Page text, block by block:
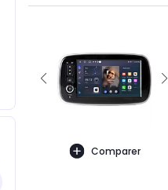
Comparer